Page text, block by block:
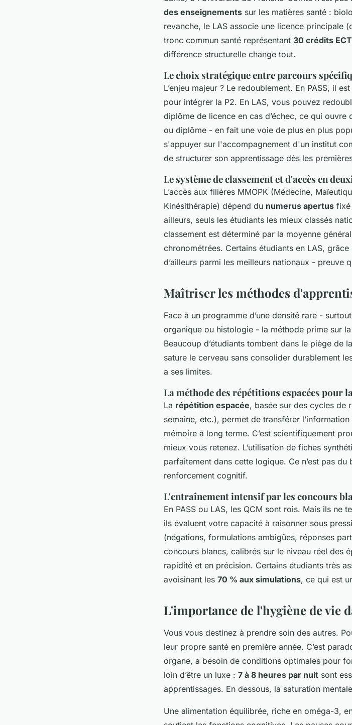
des enseignements sur les matières santé :
revanche, le LAS associe une licence principale
tronc commun santé représentant 30 crédits
différence structurelle change tout.
Le choix stratégique entre parcours
L’enjeu majeur ? Le redoublement. En PASS, il
pour intégrer la P2. En LAS, vous pouvez
diplôme de licence en cas d’échec, ce qui ouvre
ou diplôme - en fait une voie de plus en plus
s'appuyer sur l'accompagnement d'un institut
de structurer son apprentissage dès les
Le système de classement et d'accès en
L’accès aux filières MMOPK (Médecine,
Kinésithérapie) dépend du numerus apertus fixé
ailleurs, seuls les étudiants les mieux classés
classement est déterminé par la moyenne
chronométrées. Certains étudiants en LAS,
d’ailleurs parmi les meilleurs nationaux - preuve
Maîtriser les méthodes
Face à un programme d’une densité rare -
organique ou histologie - la méthode prime sur
Beaucoup d’étudiants tombent dans le piège de
sature le cerveau sans consolider durablement
a ses limites.
La méthode des répétitions espacées pour
La répétition espacée, basée sur des cycles de
semaine, etc.), permet de transférer
mémoire à long terme. C’est scientifiquement
mieux vous retenez. L’utilisation de fiches
parfaitement dans cette logique. Ce n’est pas du
renforcement cognitif.
L'entraînement intensif par les concours
En PASS ou LAS, les QCM sont rois. Mais ils ne
ils évaluent votre capacité à raisonner sous
(négations, formulations ambigües, réponses
concours blancs, calibrés sur le niveau réel des
rapidité et en précision. Certains étudiants très
avoisinant les 70 % aux simulations, ce qui est
L'importance de l'hygiène de vie
Vous vous destinez à prendre soin des autres.
leur propre santé en première année. C’est
organe, a besoin de conditions optimales pour
loin d’être un luxe : 7 à 8 heures par nuit sont
apprentissages. En dessous, la saturation
Une alimentation équilibrée, riche en oméga-3,